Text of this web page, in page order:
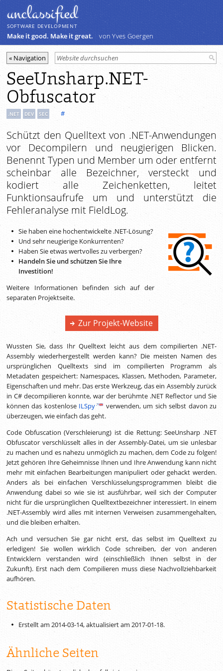
unclassiﬁed
SOFTWARE DEVELOPMENT
Make it good. Make it great. von Yves Goergen
SeeUnsharp .NET-
Obfuscator
.NET DEV SEC #
Schützt den Quelltext von .NET-Anwendungen
vor Decompilern und neugierigen Blicken.
Benennt Typen und Member um oder entfernt
scheinbar alle Bezeichner, versteckt und
kodiert alle Zeichenketten, leitet
Funktionsaufrufe um und unterstützt die
Fehleranalyse mit FieldLog.
Sie haben eine hochentwickelte .NET-Lösung?
Und sehr neugierige Konkurrenten?
Haben Sie etwas wertvolles zu verbergen?
Handeln Sie und schützen Sie Ihre
Investition!
Weitere Informationen befinden sich auf der
separaten Projektseite.
Zur Projekt-Website
Wussten Sie, dass Ihr Quelltext leicht aus dem compilierten .NET-
Assembly wiederhergestellt werden kann? Die meisten Namen des
ursprünglichen Quelltexts sind im compilierten Programm als
Metadaten gespeichert: Namespaces, Klassen, Methoden, Parameter,
Eigenschaften und mehr. Das erste Werkzeug, das ein Assembly zurück
in C# decompilieren konnte, war der berühmte .NET Reflector und Sie
können das kostenlose ILSpy
verwenden, um sich selbst davon zu
überzeugen, wie einfach das geht.
Code Obfuscation (Verschleierung) ist die Rettung: SeeUnsharp .NET
Obfuscator verschlüsselt alles in der Assembly-Datei, um sie unlesbar
zu machen und es nahezu unmöglich zu machen, dem Code zu folgen!
Jetzt gehören Ihre Geheimnisse Ihnen und Ihre Anwendung kann nicht
mehr mit einfachen Bearbeitungen manipuliert oder gehackt werden.
Anders als bei einfachen Verschlüsselungsprogrammen bleibt die
Anwendung dabei so wie sie ist ausführbar, weil sich der Computer
nicht für die ursprünglichen Quelltextbezeichner interessiert. In einem
.NET-Assembly wird alles mit internen Verweisen zusammengehalten,
und die bleiben erhalten.
Ach und versuchen Sie gar nicht erst, das selbst im Quelltext zu
erledigen! Sie wollen wirklich Code schreiben, der von anderen
Entwicklern verstanden wird (einschließlich Ihnen selbst in der
Zukunft). Erst nach dem Compilieren muss diese Nachvollziehbarkeit
aufhören.
Statistische Daten
Erstellt am 2014-03-14, aktualisiert am 2017-01-18.
Ähnliche Seiten